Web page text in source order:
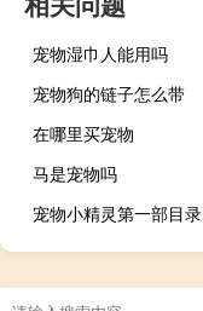
宠物湿巾人能用吗
宠物狗的链子怎么带
在哪里买宠物
马是宠物吗
宠物小精灵第一部目录